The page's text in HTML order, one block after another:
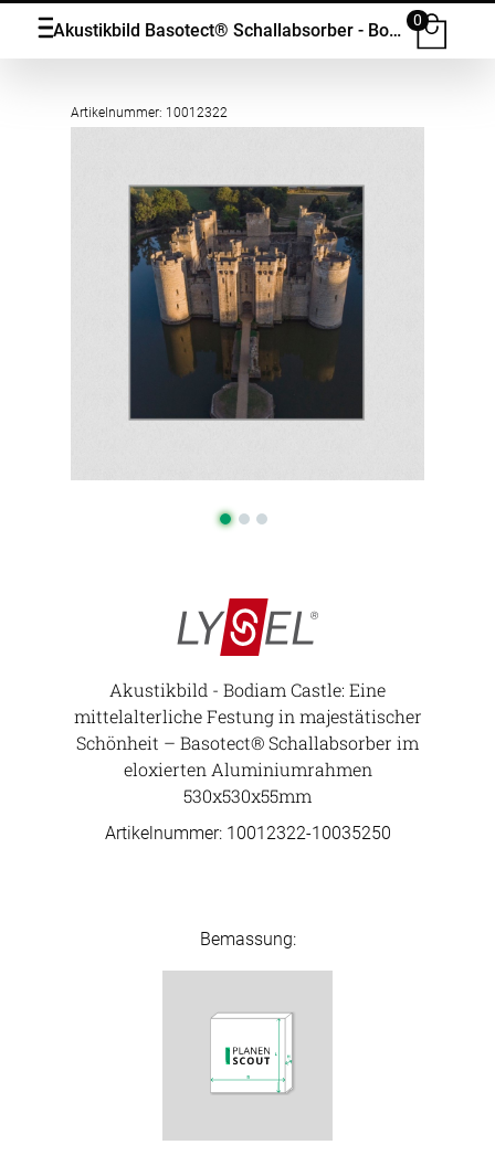
Akustikbild Basotect® Schallabsorber - Bodiam Castle: Eine mittelalterliche Festung in majestätischer Schönheit in vielen Grössen
0
Artikelnummer: 10012322
Akustikbild - Bodiam Castle: Eine
mittelalterliche Festung in majestätischer
Schönheit – Basotect® Schallabsorber im
eloxierten Aluminiumrahmen
530x530x55mm
Artikelnummer: 10012322-10035250
Bemassung: